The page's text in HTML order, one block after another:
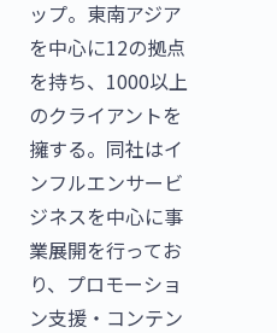
ップ。東南アジア
を中心に12の拠点
を持ち、1000以上
のクライアントを
擁する。同社はイ
ンフルエンサービ
ジネスを中心に事
業展開を行ってお
り、プロモーショ
ン支援・コンテン